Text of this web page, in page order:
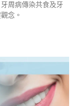
周病傳染共食及牙
念。